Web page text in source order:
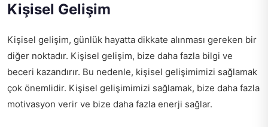
Kişisel Gelişim
Kişisel gelişim, günlük hayatta dikkate alınması gereken bir
diğer noktadır. Kişisel gelişim, bize daha fazla bilgi ve
beceri kazandırır. Bu nedenle, kişisel gelişimimizi sağlamak
çok önemlidir. Kişisel gelişimimizi sağlamak, bize daha fazla
motivasyon verir ve bize daha fazla enerji sağlar.